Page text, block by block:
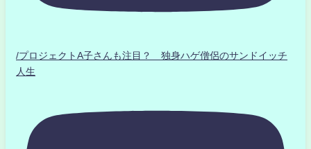
/プロジェクトA子さんも注目？ 独身ハゲ僧侶のサンドイッチ
人生